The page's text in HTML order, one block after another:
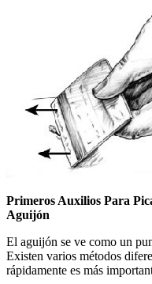
Primeros Auxilios Para
Aguijón
El aguijón se ve como un
Existen varios métodos
rápidamente es más